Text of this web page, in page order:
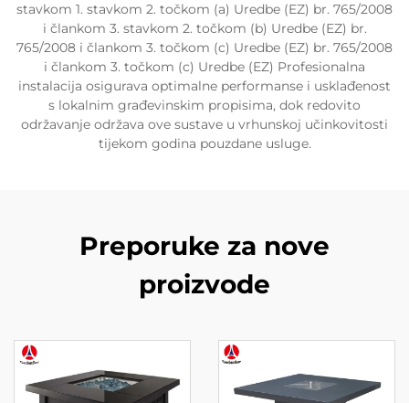
stavkom 1. stavkom 2. točkom (a) Uredbe (EZ) br. 765/2008
i člankom 3. stavkom 2. točkom (b) Uredbe (EZ) br.
765/2008 i člankom 3. točkom (c) Uredbe (EZ) br. 765/2008
i člankom 3. točkom (c) Uredbe (EZ) Profesionalna
instalacija osigurava optimalne performanse i usklađenost
s lokalnim građevinskim propisima, dok redovito
održavanje održava ove sustave u vrhunskoj učinkovitosti
tijekom godina pouzdane usluge.
Preporuke za nove
proizvode